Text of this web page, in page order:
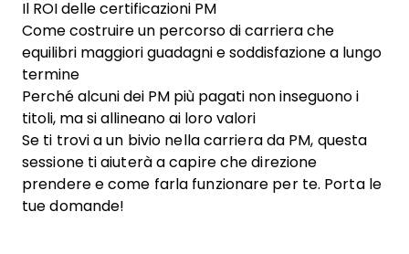
Il ROI delle certificazioni PM
Come costruire un percorso di carriera che
equilibri maggiori guadagni e soddisfazione a lungo
termine
Perché alcuni dei PM più pagati non inseguono i
titoli, ma si allineano ai loro valori
Se ti trovi a un bivio nella carriera da PM, questa
sessione ti aiuterà a capire che direzione
prendere e come farla funzionare per te. Porta le
tue domande!